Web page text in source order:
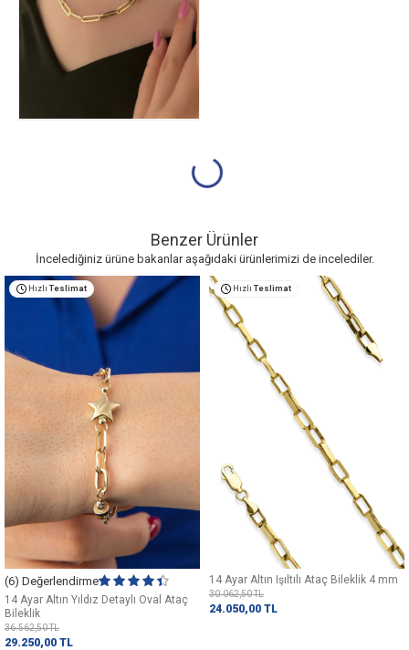
Benzer Ürünler
İncelediğiniz ürüne bakanlar aşağıdaki ürünlerimizi de incelediler.
Hızlı Teslimat
(6) Değerlendirme
14 Ayar Altın Yıldız Detaylı Oval Ataç
Bileklik
36.562,50TL
29.250,00 TL
Hızlı Teslimat
14 Ayar Altın Işıltılı Ataç Bileklik 4 mm
30.062,50TL
24.050,00 TL